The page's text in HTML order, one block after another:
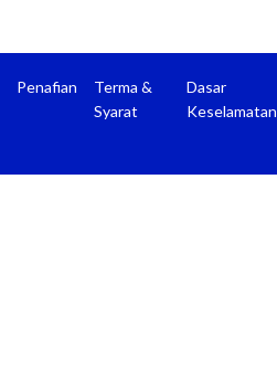
Penafian
Terma &
Syarat
Dasar
Keselamatan